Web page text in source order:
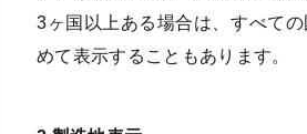
3ヶ国以上ある場合は、すべて
めて表示することもあります。